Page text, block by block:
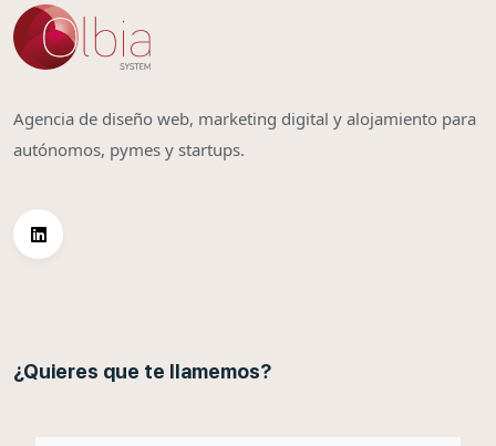
Agencia de diseño web, marketing digital y alojamiento para
autónomos, pymes y startups.
¿Quieres que te llamemos?